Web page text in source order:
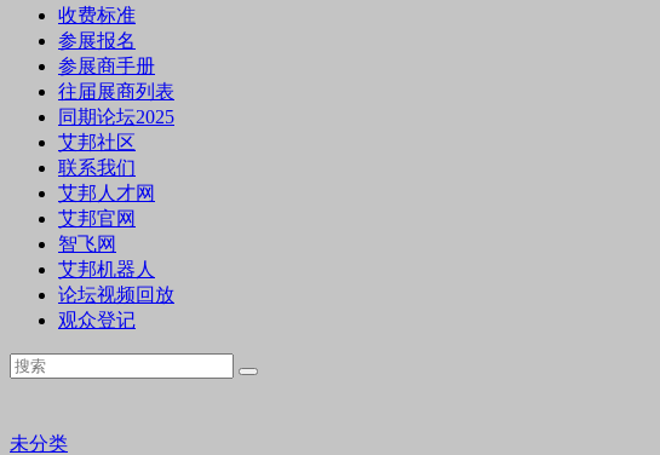
收费标准
参展报名
参展商手册
往届展商列表
同期论坛2025
艾邦社区
联系我们
艾邦人才网
艾邦官网
智飞网
艾邦机器人
论坛视频回放
观众登记
未分类